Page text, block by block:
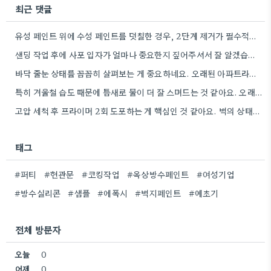
최근 댓글
유성 페인트 위에 수성 페인트를 덧칠한 경우, 2단계 제거가 필수적이라는 점을 강조해야겠네요.
샌딩 작업 후에 사포 입자가 얼마나 중요한지 짚어주셔서 잘 알겠습니다. 특히 얇은 사포를 여러 번…
바닥 줄눈 상태를 꼼꼼히 살펴보는 게 중요하네요. 오래된 아파트라면 줄눈부터 망가지기 쉬울 것 같아요.
특히 겨울철 습도 때문에 틈새로 물이 더 잘 스며드는 것 같아요. 오래된 건물일수록 이런 부분에…
고압 세척 후 프라이머 2회 도포하는 게 핵심인 것 같아요. 벽의 상태에 따라 흡수율이 달라지니까,…
태그
#퍼티 #현관문 #코킹작업 #옥상방수페인트
#여성기업
#방수실리콘
#샘플 #에폭시 #벽지페인트 #예초기
전체 방문자
오늘
0